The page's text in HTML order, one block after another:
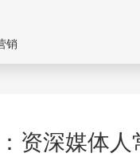
销
资深媒体